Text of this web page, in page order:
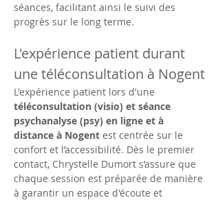
séances, facilitant ainsi le suivi des
progrès sur le long terme.
L'expérience patient durant
une téléconsultation à Nogent
L'expérience patient lors d'une
téléconsultation (visio) et séance
psychanalyse (psy) en ligne et à
distance à Nogent est centrée sur le
confort et l’accessibilité. Dès le premier
contact, Chrystelle Dumort s’assure que
chaque session est préparée de manière
à garantir un espace d'écoute et